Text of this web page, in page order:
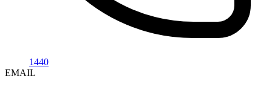
1440
EMAIL